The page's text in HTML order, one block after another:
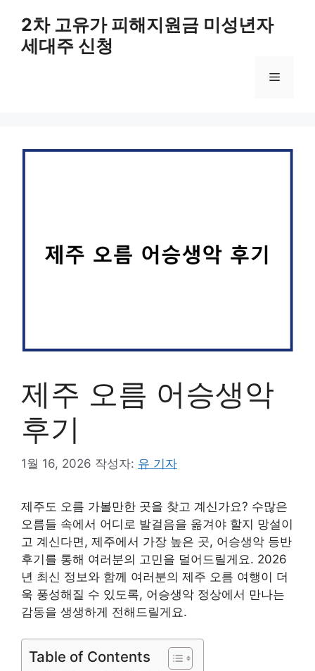
2차 고유가 피해지원금 미성년자
세대주 신청
메
제주 오름 어승생악
후기
1월 16, 2026 작성자: 유 기자
제주도 오름 가볼만한 곳을 찾고 계신가요? 수많은
오름들 속에서 어디로 발걸음을 옮겨야 할지 망설이
고 계신다면, 제주에서 가장 높은 곳, 어승생악 등반
후기를 통해 여러분의 고민을 덜어드릴게요. 2026
년 최신 정보와 함께 여러분의 제주 오름 여행이 더
욱 풍성해질 수 있도록, 어승생악 정상에서 만나는
감동을 생생하게 전해드릴게요.
Table of Contents